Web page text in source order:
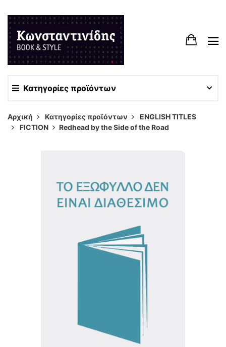
Κατηγορίες προϊόντων
Αρχική Κατηγορίες προϊόντων
ENGLISH TITLES
FICTION
Redhead by the Side of the Road